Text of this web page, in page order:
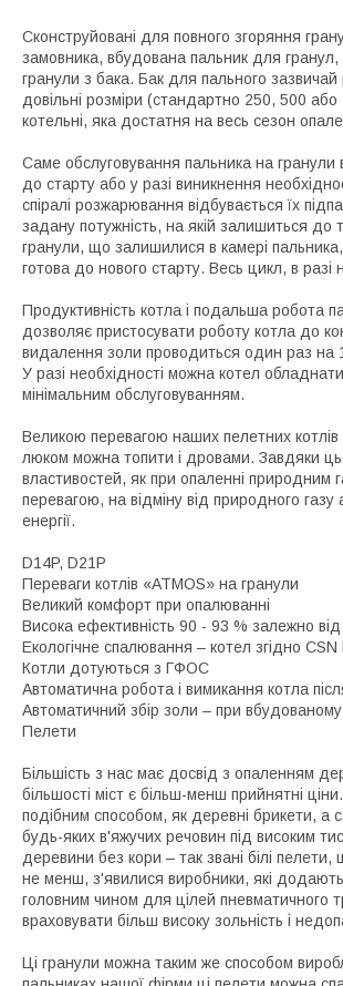
Сконструйовані для повного згоряння
замовника, вбудована пальник для
гранули з бака. Бак для пального
довільні розміри (стандартно 250, 500
котельні, яка достатня на весь сезон
Саме обслуговування пальника на гранули
до старту або у разі виникнення
спіралі розжарювання відбувається їх
задану потужність, на якій залишиться до
гранули, що залишилися в камері
готова до нового старту. Весь цикл, в разі
Продуктивність котла і подальша робота
дозволяє пристосувати роботу котла до
видалення золи проводиться один раз на 1
У разі необхідності можна котел
мінімальним обслуговуванням.
Великою перевагою наших пелетних котлів
люком можна топити і дровами. Завдяки
властивостей, як при опаленні
перевагою, на відміну від природного
енергії.
D14P, D21P
Переваги котлів «ATMOS» на гранули
Великий комфорт при опалюванні
Висока ефективність 90 - 93 % залежно
Екологічне спалювання – котел згідно
Котли дотуються з ГФОС
Автоматична робота і вимикання котла
Автоматичний збір золи – при
Пелети
Більшість з нас має досвід з опаленням
більшості міст є більш-менш прийнятні
подібним способом, як деревні брикети, а
будь-яких в'яжучих речовин під високим
деревини без кори – так звані білі
не менш, з'явилися виробники, які додають
головним чином для цілей пневматичного
враховувати більш високу зольність і
Ці гранули можна таким же способом